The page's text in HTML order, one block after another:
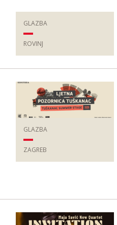
GLAZBA
ROVINJ
GLAZBA
ZAGREB